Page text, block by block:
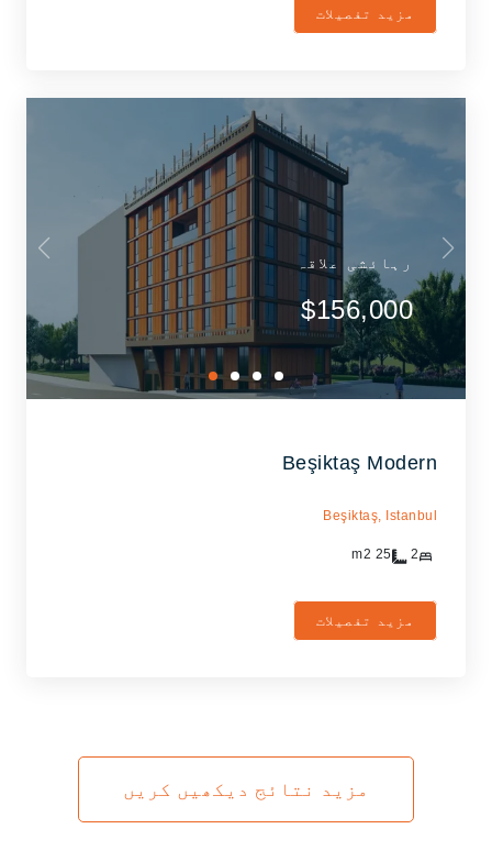
مزید تفصیلات
رہائشی علاقہ
$156,000
Beşiktaş Modern
Beşiktaş, Istanbul
2
25
مزید تفصیلات
مزید نتائج دیکھیں کریں